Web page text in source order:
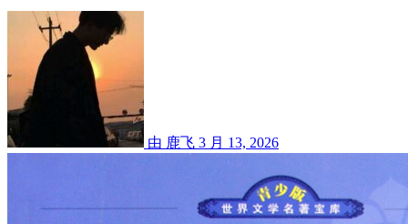
由 鹿飞 3 月 13, 2026